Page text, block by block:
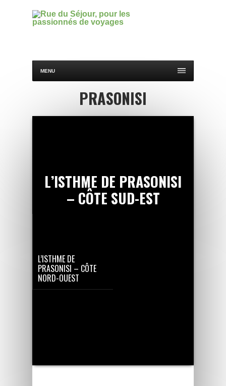
MENU
PRASONISI
L’ISTHME DE PRASONISI
– CÔTE SUD-EST
L’ISTHME DE
PRASONISI – CÔTE
NORD-OUEST